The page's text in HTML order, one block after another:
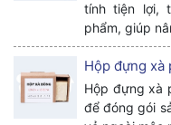
tính tiện lợi,
phẩm, giúp
Hộp đựng xà
Hộp đựng xà
để đóng gói